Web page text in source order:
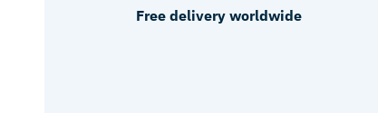
Free delivery worldwide